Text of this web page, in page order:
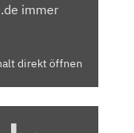
immer
direkt öffnen